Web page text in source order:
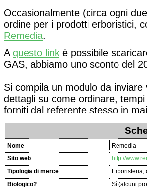
Occasionalmente (circa ogni
ordine per i prodotti erboristici,
Remedia.
A questo link è possibile
GAS, abbiamo uno sconto del
Si compila un modulo da
dettagli su come ordinare,
forniti dal referente stesso in
Nome
Remedia
Sito web
http://
Tipologia di merce
Erboristeria,
Biologico?
Sì (alcuni